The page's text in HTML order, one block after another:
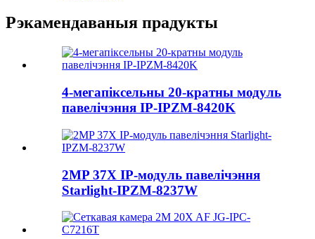
Рэкамендаваныя прадукты
4-мегапіксельны 20-кратны модуль
павелічэння IP-IPZM-8420K
2MP 37X IP-модуль павелічэння
Starlight-IPZM-8237W